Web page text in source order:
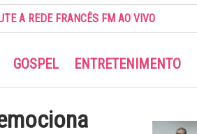
FRANCÊS FM AO VIVO
GOSPEL ENTRETENIMENTO